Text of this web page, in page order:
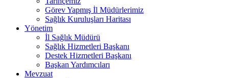
Görev Yapmış İl Müdürlerimiz
Sağlık Kuruluşları Haritası
Yönetim
İl Sağlık Müdürü
Sağlık Hizmetleri Başkanı
Destek Hizmetleri Başkanı
Başkan Yardımcıları
Mevzuat